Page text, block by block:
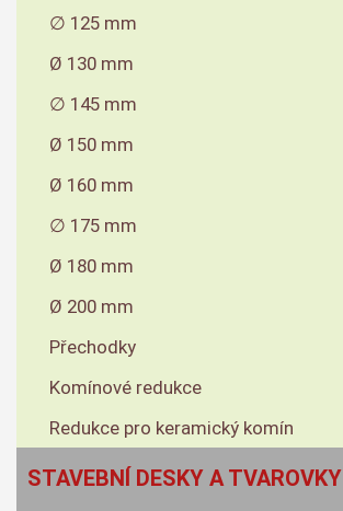
∅ 125 mm
Ø 130 mm
∅ 145 mm
Ø 150 mm
Ø 160 mm
∅ 175 mm
Ø 180 mm
Ø 200 mm
Přechodky
Komínové redukce
Redukce pro keramický komín
STAVEBNÍ DESKY A TVAROVKY